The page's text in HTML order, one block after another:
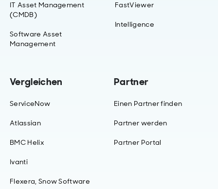
IT Asset Management
(CMDB)
Software Asset
Management
FastViewer
Intelligence
Vergleichen
ServiceNow
Atlassian
BMC Helix
Ivanti
Flexera, Snow Software
Partner
Einen Partner finden
Partner werden
Partner Portal